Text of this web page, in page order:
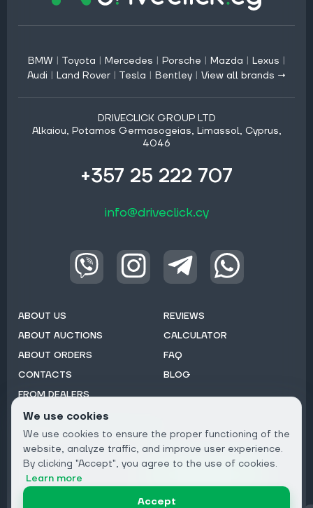
BMW | Toyota | Mercedes | Porsche | Mazda | Lexus |
Audi | Land Rover | Tesla | Bentley | View all brands →
DRIVECLICK GROUP LTD
Alkaiou, Potamos Germasogeias, Limassol, Cyprus,
4046
+357 25 222 707
info@driveclick.cy
ABOUT US
ABOUT AUCTIONS
ABOUT ORDERS
CONTACTS
FROM DEALERS
REVIEWS
CALCULATOR
FAQ
BLOG
Email
We use cookies
We use cookies to ensure the proper functioning of the
website, analyze traffic, and improve user experience.
By clicking "Accept", you agree to the use of cookies.
Learn more
Accept